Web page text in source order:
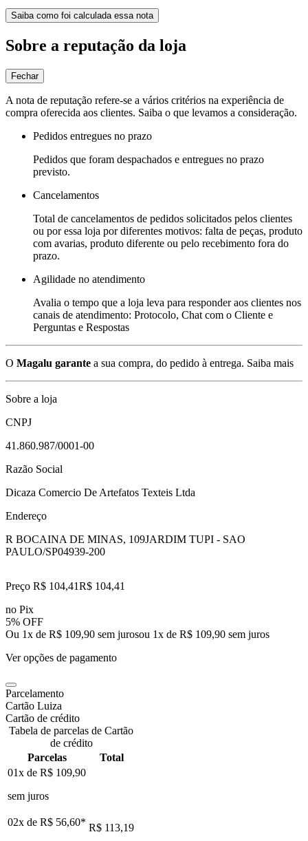
Saiba como foi calculada essa nota
Sobre a reputação da loja
Fechar
A nota de reputação refere-se a vários critérios na experiência de
compra oferecida aos clientes. Saiba o que levamos a consideração.
Pedidos entregues no prazo
Pedidos que foram despachados e entregues no prazo
previsto.
Cancelamentos
Total de cancelamentos de pedidos solicitados pelos clientes
ou por essa loja por diferentes motivos: falta de peças, produto
com avarias, produto diferente ou pelo recebimento fora do
prazo.
Agilidade no atendimento
Avalia o tempo que a loja leva para responder aos clientes nos
canais de atendimento: Protocolo, Chat com o Cliente e
Perguntas e Respostas
O Magalu garante a sua compra, do pedido à entrega. Saiba mais
Sobre a loja
CNPJ
41.860.987/0001-00
Razão Social
Dicaza Comercio De Artefatos Texteis Ltda
Endereço
R BOCAINA DE MINAS, 109JARDIM TUPI - SAO
PAULO/SP04939-200
Preço R$ 104,41R$ 104,41
no Pix
5% OFF
Ou 1x de R$ 109,90 sem jurosou 1x de R$ 109,90 sem juros
Ver opções de pagamento
Parcelamento
Cartão Luiza
Cartão de crédito
Tabela de parcelas de Cartão
de crédito
Parcelas
Total
01x de R$ 109,90
sem juros
02x de R$ 56,60* R$ 113,19